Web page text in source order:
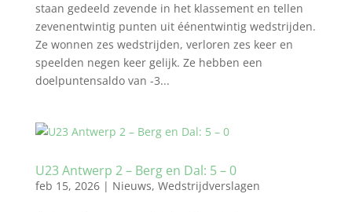
staan gedeeld zevende in het klassement en tellen
zevenentwintig punten uit éénentwintig wedstrijden.
Ze wonnen zes wedstrijden, verloren zes keer en
speelden negen keer gelijk. Ze hebben een
doelpuntensaldo van -3...
U23 Antwerp 2 – Berg en Dal: 5 – 0
feb 15, 2026| Nieuws, Wedstrijdverslagen